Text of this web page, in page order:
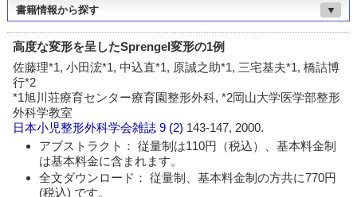
書籍情報から探す ▼
高度な変形を呈したSprengel変形の1例
佐藤理*1, 小田浤*1, 中込直*1, 原誠之助*1, 三宅基夫*1, 橋詰博
行*2
*1旭川荘療育センター療育園整形外科, *2岡山大学医学部整形
外科学教室
日本小児整形外科学会雑誌 9 (2) 143-147, 2000.
アブストラクト： 従量制は110円（税込）、基本料金制
は基本料金に含まれます。
全文ダウンロード： 従量制、基本料金制の方共に770円
(税込) です。